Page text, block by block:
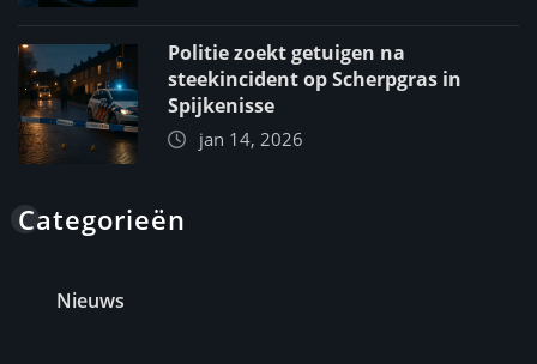
Politie zoekt getuigen na
steekincident op Scherpgras in
Spijkenisse
jan 14, 2026
Categorieën
Nieuws